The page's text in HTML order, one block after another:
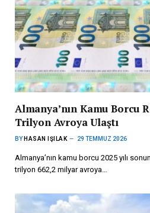
Almanya’nın Kamu Borcu
Trilyon Avroya Ulaştı
BY HASAN IŞILAK 29 TEMMUZ 2026
Almanya’nın kamu borcu 2025 yılı
trilyon 662,2 milyar avroya…